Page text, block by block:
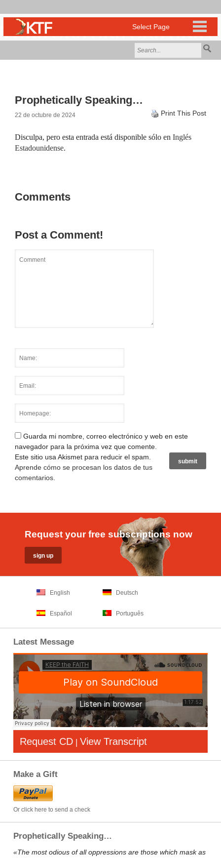
Prophetically Speaking…
22 de octubre de 2024 Print This Post
Disculpa, pero esta entrada está disponible sólo en Inglés
Estadounidense.
Comments
Post a Comment!
Guarda mi nombre, correo electrónico y web en este
navegador para la próxima vez que comente.
Este sitio usa Akismet para reducir el spam.
Aprende cómo se procesan los datos de tus
comentarios
Request your free subscriptions now
English Deutsch
Español Português
Latest Message
Request CD | View Transcript
Make a Gift
Or click here to send a check
Prophetically Speaking…
«The most odious of all oppressions are those which mask as